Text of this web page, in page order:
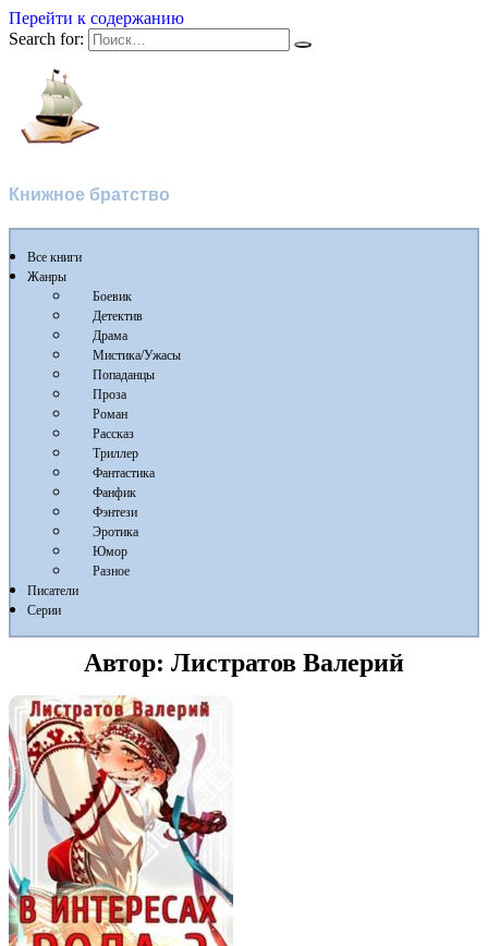
Перейти к содержанию
Search for:
Книжное братство
Все книги
Жанры
Боевик
Детектив
Драма
Мистика/Ужасы
Попаданцы
Проза
Роман
Рассказ
Триллер
Фантастика
Фанфик
Фэнтези
Эротика
Юмор
Разное
Писатели
Серии
Автор: Листратов Валерий